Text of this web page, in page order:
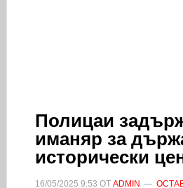
Полицаи
иманяр за
исторически
16/05/2025 9:53 ОТ ADMIN